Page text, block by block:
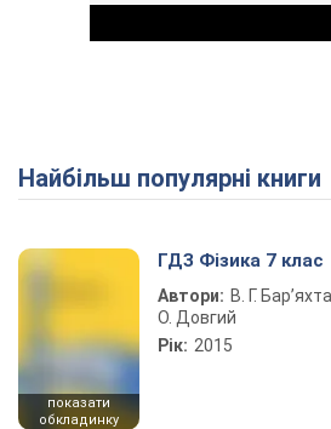
Найбільш популярні книги
показати
обкладинку
ГДЗ Фізика 7 клас
Автори: В. Г.
О. Довгий
Рік: 2015